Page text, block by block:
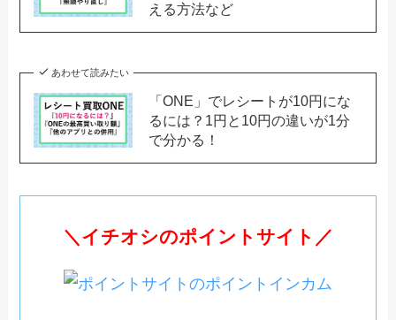
える方法など
あわせて読みたい
「ONE」でレシートが10円にな
るには？1円と10円の違いが1分
で分かる！
＼イチオシのポイントサイト／